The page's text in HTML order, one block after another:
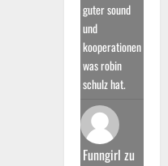
guter sound
und
kooperationen
was robin
schulz hat.
Funngirl zu